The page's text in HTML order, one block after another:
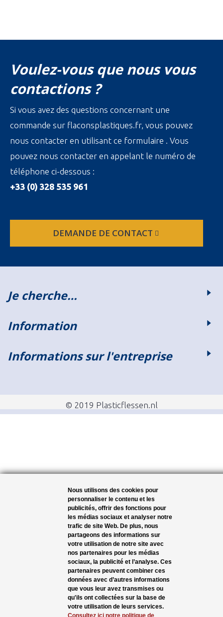
Voulez-vous que nous vous
contactions ?
Si vous avez des questions concernant une
commande sur flaconsplastiques.fr, vous pouvez
nous contacter en utilisant ce formulaire . Vous
pouvez nous contacter en appelant le numéro de
téléphone ci-dessous :
+33 (0) 328 535 961
DEMANDE DE CONTACT
Je cherche…
Information
Informations sur l'entreprise
© 2019 Plasticflessen.nl
Nous utilisons des cookies pour
personnaliser le contenu et les
publicités, offrir des fonctions pour
les médias sociaux et analyser notre
trafic de site Web. De plus, nous
partageons des informations sur
votre utilisation de notre site avec
nos partenaires pour les médias
sociaux, la publicité et l’analyse. Ces
partenaires peuvent combiner ces
données avec d’autres informations
que vous leur avez transmises ou
qu'ils ont collectées sur la base de
votre utilisation de leurs services.
Consultez ici notre politique de